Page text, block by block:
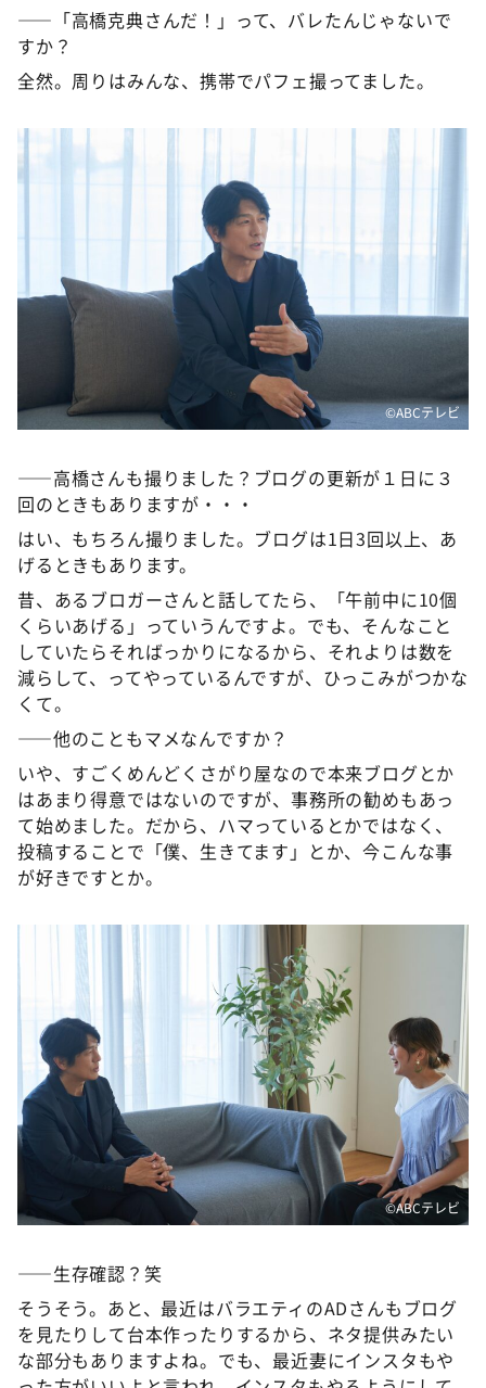
――「高橋克典さんだ！」って、バレたんじゃないで
すか？
全然。周りはみんな、携帯でパフェ撮ってました。
©️ABCテレビ
――高橋さんも撮りました？ブログの更新が１日に３
回のときもありますが・・・
はい、もちろん撮りました。ブログは1日3回以上、あ
げるときもあります。
昔、あるブロガーさんと話してたら、「午前中に10個
くらいあげる」っていうんですよ。でも、そんなこと
していたらそればっかりになるから、それよりは数を
減らして、ってやっているんですが、ひっこみがつかな
くて。
――他のこともマメなんですか？
いや、すごくめんどくさがり屋なので本来ブログとか
はあまり得意ではないのですが、事務所の勧めもあっ
て始めました。だから、ハマっているとかではなく、
投稿することで「僕、生きてます」とか、今こんな事
が好きですとか。
©️ABCテレビ
――生存確認？笑
そうそう。あと、最近はバラエティのADさんもブログ
を見たりして台本作ったりするから、ネタ提供みたい
な部分もありますよね。でも、最近妻にインスタもや